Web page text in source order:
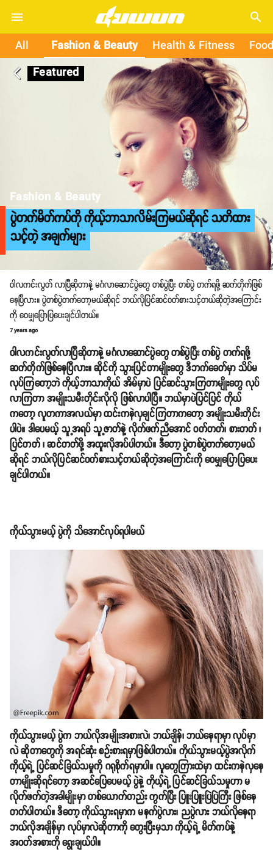
search
All Fashion & Beauty Health & Fitness
Featured
arrow_back_ios
Fashion & Beauty
ပွဲတက်မိတ်ကပ်ကို ကိုယ့်ဘာသာလိမ်းကြမယ်ဆိုရင် သတိထား
သင့်တဲ့ အချက်များ
ဝါလကင်းလွတ် လာပြီဆိုတာနဲ့ မင်္ဂလာဆောင်ပွဲတွေ တစ်ပွဲပြီး တစ်ပွဲ တက်ရဖို့ ဆက်တိုက်ဖြစ်
နေပြီလား။ ပွဲတစ်ပွဲတက်တော့မယ်ဆိုရင် ဘယ်လိုပြင်ဆင်ဝတ်စားသင့်တယ်ဆိုတဲ့အကြောင်း
ကို ဝေမျှပြောပြပေးချင်ပါတယ်။
7 years ago
ဝါလကင်းလွတ်လာပြီဆိုတာနဲ့ မင်္ဂလာဆောင်ပွဲတွေ တစ်ပွဲပြီး တစ်ပွဲ တက်ရဖို့
ဆက်တိုက်ဖြစ်နေပြီလား။ ဆိုင်ကို သွားပြင်တာမျိုးတွေ ဒီဘက်ခေတ်မှာ သိပ်မ
လုပ်ကြတော့ဘဲ ကိုယ့်ဘာသာကိုယ် အိမ်မှာပဲ ပြင်ဆင်သွားကြတာမျိုးတွေ လုပ်
လာကြတာ အမျိုးသမီးတိုင်းလိုလို ဖြစ်လာပါပြီ။ ဘယ်မှာပဲပြင်ပြင် ကိုယ်
ကတော့ လူတကာအလယ်မှာ ထင်းကနဲလှချင်ကြတာကတော့ အမျိုးသမီးတိုင်း
ပါပဲ။ ဒါပေမယ့် သူ့အရပ် သူ့ဇာတ်နဲ့ လိုက်ဖက်ညီအောင် ဝတ်တတ်၊ စားတတ် ၊
ပြင်တတ် ၊ ဆင်တတ်ဖို့ အထူးလိုအပ်ပါတယ်။ ဒီတော့ ပွဲတစ်ပွဲတက်တော့မယ်
ဆိုရင် ဘယ်လိုပြင်ဆင်ဝတ်စားသင့်တယ်ဆိုတဲ့အကြောင်းကို ဝေမျှပြောပြပေး
ချင်ပါတယ်။
ကိုယ်သွားမယ့် ပွဲကို သိအောင်လုပ်ရပါမယ်
ကိုယ်သွားမယ့် ပွဲက ဘယ်လိုအမျိုးအစားလဲ၊ ဘယ်ချိန်၊ ဘယ်နေရာမှာ လုပ်မှာ
လဲ ဆိုတာတွေကို အရင်ဆုံး စဉ်းစားရမှာဖြစ်ပါတယ်။ ကိုယ်သွားမယ့်ပွဲအလိုက်
ကိုယ့်ရဲ့ ပြင်ဆင်ခြယ်သမှုကို ဂရုစိုက်ရမှာပါ။ လူတွေကြားထဲမှာ ထင်းကနဲလှနေ
တာမျိုးဆိုရင်တော့ အဆင်ပြေပေမယ့် ပွဲနဲ့ ကိုယ့်ရဲ့ ပြင်ဆင်ခြယ်သမှုဟာ မ
လိုက်ဖက်တဲ့အခါမျိုးမှာ တစ်ယောက်တည်း ကွက်ပြီး ပြူးပြူးပြဲပြဲကြီး ဖြစ်နေ
တတ်ပါတယ်။ ဒီတော့ ကိုယ်သွားရမှာက မနက်ပွဲလား၊ ညပွဲလား ဘယ်လိုနေရာ
ဘယ်လိုအချိန်မှာ လုပ်မှာလဲဆိုတာကို တွေးပြီးမှသာ ကိုယ့်ရဲ့ မိတ်ကပ်နဲ့
အဝတ်အစားကို ရွေးချယ်ပါ။